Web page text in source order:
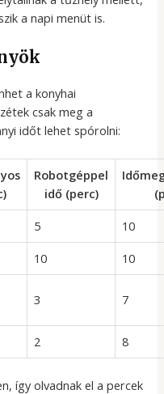
a napi menüt is.
a konyhai
csak meg a
időt lehet spórolni:
Robotgéppel
idő (perc)
5
10
10
10
3 7
2 8
így olvadnak el a percek